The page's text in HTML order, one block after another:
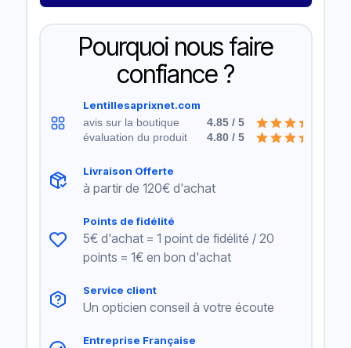
Pourquoi nous faire
confiance ?
Lentillesaprixnet.com
avis sur la boutique
4.85 / 5
évaluation du produit
4.80 / 5
Livraison Offerte
à partir de 120€ d'achat
Points de fidélité
5€ d'achat = 1 point de fidélité / 20
points = 1€ en bon d'achat
Service client
Un opticien conseil à votre écoute
Entreprise Française